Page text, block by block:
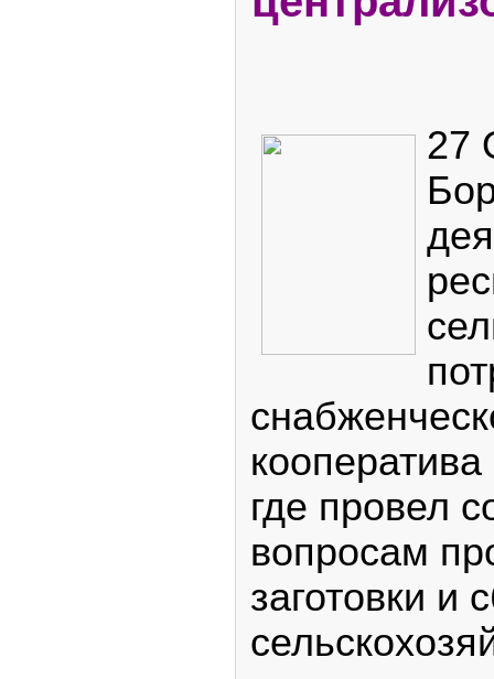
27
где провел
вопросам
заготовки и